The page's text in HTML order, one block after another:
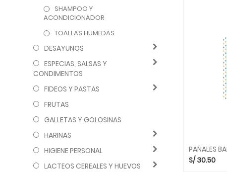
SHAMPOO Y
ACONDICIONADOR
TOALLAS HUMEDAS
DESAYUNOS
ESPECIAS, SALSAS Y
CONDIMENTOS
FIDEOS Y PASTAS
FRUTAS
GALLETAS Y GOLOSINAS
HARINAS
HIGIENE PERSONAL
LACTEOS CEREALES Y HUEVOS
S/ 30.50